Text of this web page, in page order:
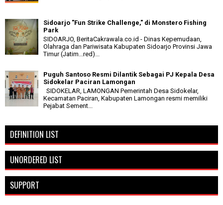
Sidoarjo "Fun Strike Challenge," di Monstero Fishing
Park
SIDOARJO, BeritaCakrawala.co.id - Dinas Kepemudaan,
Olahraga dan Pariwisata Kabupaten Sidoarjo Provinsi Jawa
Timur (Jatim...red)...
Puguh Santoso Resmi Dilantik Sebagai PJ Kepala Desa
Sidokelar Paciran Lamongan
SIDOKELAR, LAMONGAN Pemerintah Desa Sidokelar,
Kecamatan Paciran, Kabupaten Lamongan resmi memiliki
Pejabat Sement...
DEFINITION LIST
UNORDERED LIST
SUPPORT